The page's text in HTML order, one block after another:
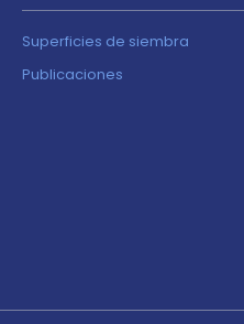
Superficies de siembra
Publicaciones